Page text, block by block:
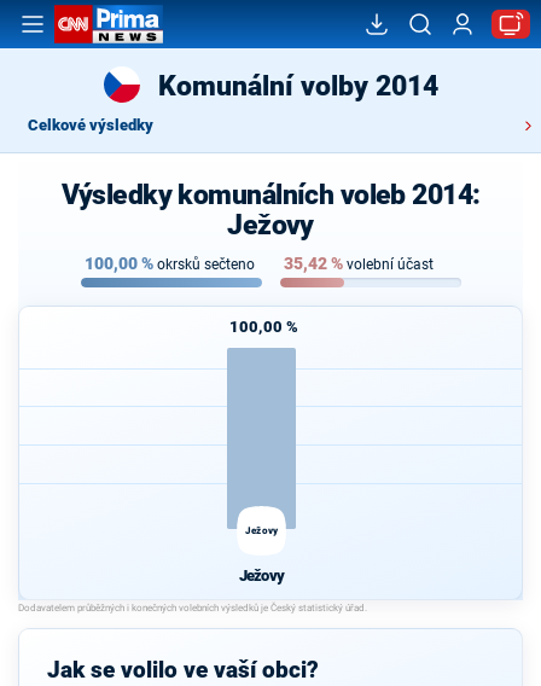
Komunální volby 2014
Celkové výsledky
Výsledky komunálních voleb 2014:
Ježovy
100,00% okrsků sečteno 35,42% volební účast
100,00 %
Ježovy
Ježovy
Jak se volilo ve vaší obci?